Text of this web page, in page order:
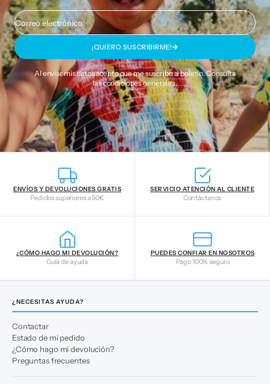
Correo electrónico
¡QUIERO SUSCRIBIRME!
Al enviar mis datos acepto que me suscribo al boletín. Consulta
lascondiciones generales.
ENVÍOS Y DEVOLUCIONES GRATIS
Pedidos superiores a 50€
SERVICIO ATENCIÓN AL CLIENTE
Contáctanos
¿CÓMO HAGO MI DEVOLUCIÓN?
Guía de ayuda
PUEDES CONFIAR EN NOSOTROS
Pago 100% seguro
¿NECESITAS AYUDA?
Contactar
Estado de mi pedido
¿Cómo hago mi devolución?
Preguntas frecuentes